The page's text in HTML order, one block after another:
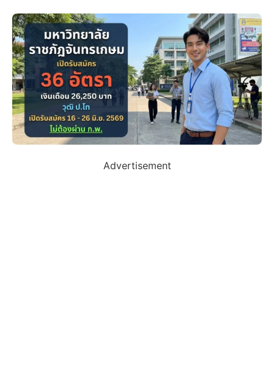
Advertisement